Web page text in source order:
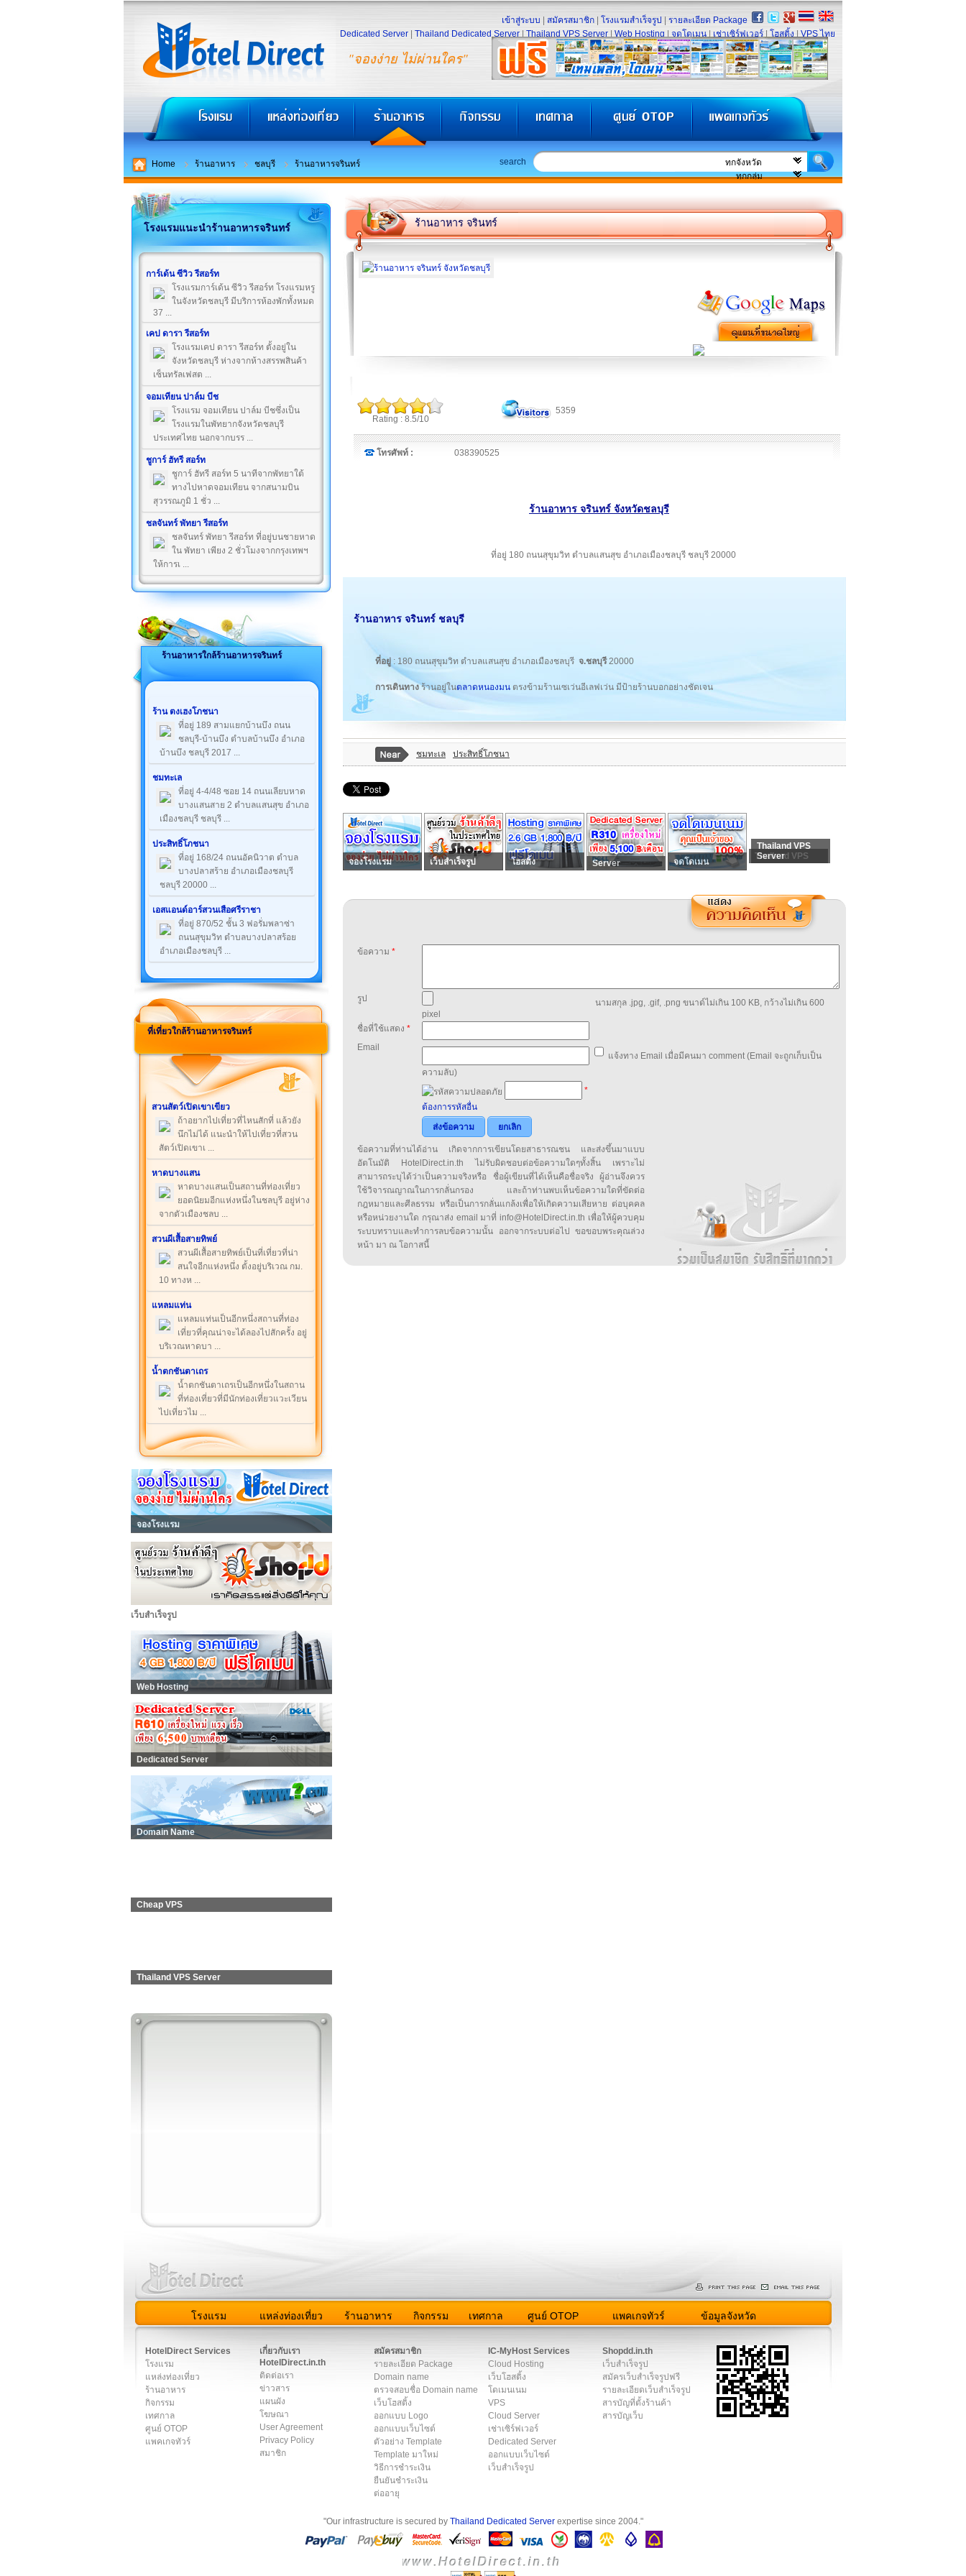
"จองง่าย ไม่ผ่านใคร"
เข้าสู่ระบบ สมัครสมาชิก โรงแรมสำเร็จรูป
รายละเอียด Package
Dedicated Server
Thailand Dedicated Server Thailand VPS Server Web Hosting จดโดเมน เช่าเซิร์ฟเวอร์ โฮสติ้ง VPS ไทย
Home ร้านอาหาร ชลบุรี ร้านอาหารจรินทร์ search
โรงแรมแนะนำร้านอาหารจรินทร์
การ์เด้น ซีวิว รีสอร์ท
โรงแรมการ์เด้น ซีวิว รีสอร์ท โรงแรมหรู
ในจังหวัดชลบุรี มีบริการห้องพักทั้งหมด
37 ...
เคป ดารา รีสอร์ท
โรงแรมเคป ดารา รีสอร์ท ตั้งอยู่ใน
จังหวัดชลบุรี ห่างจากห้างสรรพสินค้า
เซ็นทรัลเฟสต ...
จอมเทียน ปาล์ม บีช
โรงแรม จอมเทียน ปาล์ม บีชซึ่งเป็น
โรงแรมในพัทยากจังหวัดชลบุรี
ประเทศไทย นอกจากบรร ...
ชูการ์ ฮัทรี สอร์ท
ชูการ์ ฮัทรี สอร์ท 5 นาทีจากพัทยาใต้
ทางไปหาดจอมเทียน จากสนามบิน
สุวรรณภูมิ 1 ชั่ว ...
ชลจันทร์ พัทยา รีสอร์ท
ชลจันทร์ พัทยา รีสอร์ท ที่อยู่บนชายหาด
ใน พัทยา เพียง 2 ชั่วโมงจากกรุงเทพฯ
ให้การเ ...
ร้านอาหารใกล้ร้านอาหารจรินทร์
ร้าน ตงเฮงโภชนา
ที่อยู่ 189 สามแยกบ้านบึง ถนน
ชลบุรี-บ้านบึง ตำบลบ้านบึง อำเภอ
บ้านบึง ชลบุรี 2017 ...
ชมทะเล
ที่อยู่ 4-4/48 ซอย 14 ถนนเลียบหาด
บางแสนสาย 2 ตำบลแสนสุข อำเภอ
เมืองชลบุรี ชลบุรี ...
ประสิทธิ์โภชนา
ที่อยู่ 168/24 ถนนอัคนิวาต ตำบล
บางปลาสร้าย อำเภอเมืองชลบุรี
ชลบุรี 20000 ...
เอสแอนด์อาร์สวนเสือศรีราชา
ที่อยู่ 870/52 ชั้น 3 ฟอรั่มพลาซ่า
ถนนสุขุมวิท ตำบลบางปลาสร้อย
อำเภอเมืองชลบุรี ...
ที่เที่ยวใกล้ร้านอาหารจรินทร์
สวนสัตว์เปิดเขาเขียว
ถ้าอยากไปเที่ยวที่ไหนสักที่ แล้วยัง
นึกไม่ได้ แนะนำให้ไปเที่ยวที่สวน
สัตว์เปิดเขาเ ...
หาดบางแสน
หาดบางแสนเป็นสถานที่ท่องเที่ยว
ยอดนิยมอีกแห่งหนึ่งในชลบุรี อยู่ห่าง
จากตัวเมืองชลบ ...
สวนผีเสื้อสายทิพย์
สวนผีเสื้อสายทิพย์เป็นที่เที่ยวที่น่า
สนใจอีกแห่งหนึ่ง ตั้งอยู่บริเวณ กม.
10 ทางห ...
แหลมแท่น
แหลมแท่นเป็นอีกหนึ่งสถานที่ท่อง
เที่ยวที่คุณน่าจะได้ลองไปสักครั้ง อยู่
บริเวณหาดบา ...
น้ำตกชันตาเถร
น้ำตกชันตาเถรเป็นอีกหนึ่งในสถาน
ที่ท่องเที่ยวที่มีนักท่องเที่ยวแวะเวียน
ไปเที่ยวไม ...
จองโรงแรม
เว็บสำเร็จรูป
Web Hosting
Dedicated Server
Domain Name
Cheap VPS
Thailand VPS Server
ร้านอาหาร จรินทร์
Rating : 8.5/10
5359
โทรศัพท์ : 038390525
ร้านอาหาร จรินทร์ จังหวัดชลบุรี
ที่อยู่ 180 ถนนสุขุมวิท ตำบลแสนสุข อำเภอเมืองชลบุรี ชลบุรี 20000
ร้านอาหาร จรินทร์ ชลบุรี
ที่อยู่ : 180 ถนนสุขุมวิท ตำบลแสนสุข อำเภอเมืองชลบุรี จ.ชลบุรี20000
การเดินทางร้านอยู่ในตลาดหนองมน ตรงข้ามร้านเซเว่นอีเลฟเว่น มีป้ายร้านบอกอย่างชัดเจน
ชมทะเล ประสิทธิ์โภชนา
จองโรงแรม เว็บสำเร็จรูป โฮสติ้ง Server จดโดเมน
Thailand VPS
Thailand VPS
Server
ข้อความ *
รูป
นามสกุล .jpg, .gif, .png ขนาด์ไม่เกิน 100 KB, กว้างไม่เกิน 600
pixel
ชื่อที่ใช้แสดง *
Email
แจ้งทาง Email เมื่อมีคนมา comment (Email จะถูกเก็บเป็น
ความลับ)
*
ต้องการรหัสอื่น
ส่งข้อความ
ยกเลิก
ข้อความที่ท่านได้อ่าน เกิดจากการเขียนโดยสาธารณชน และส่งขึ้นมาแบบ
อัตโนมัติ HotelDirect.in.th ไม่รับผิดชอบต่อข้อความใดๆทั้งสิ้น เพราะไม่
สามารถระบุได้ว่าเป็นความจริงหรือ ชื่อผู้เขียนที่ได้เห็นคือชื่อจริง ผู้อ่านจึงควร
ใช้วิจารณญาณในการกลั่นกรอง และถ้าท่านพบเห็นข้อความใดที่ขัดต่อ
กฎหมายและศีลธรรม หรือเป็นการกลั่นแกล้งเพื่อให้เกิดความเสียหาย ต่อบุคคล
หรือหน่วยงานใด กรุณาส่ง email มาที่ info@HotelDirect.in.th เพื่อให้ผู้ควบคุม
ระบบทราบและทำการลบข้อความนั้น ออกจากระบบต่อไป ขอขอบพระคุณล่วง
หน้า มา ณ โอกาสนี้
โรงแรม แหล่งท่องเที่ยว ร้านอาหาร กิจกรรม เทศกาล ศูนย์ OTOP แพคเกจทัวร์ ข้อมูลจังหวัด
HotelDirect Services
โรงแรม
แหล่งท่องเที่ยว
ร้านอาหาร
กิจกรรม
เทศกาล
ศูนย์ OTOP
แพคเกจทัวร์
เกี่ยวกับเรา
HotelDirect.in.th
ติดต่อเรา
ข่าวสาร
แผนผัง
โฆษณา
User Agreement
Privacy Policy
สมาชิก
สมัครสมาชิก
รายละเอียด Package
Domain name
ตรวจสอบชื่อ Domain name
เว็บโฮสติ้ง
ออกแบบ Logo
ออกแบบเว็บไซต์
ตัวอย่าง Template
Template มาใหม่
วิธีการชำระเงิน
ยืนยันชำระเงิน
ต่ออายุ
IC-MyHost Services
Cloud Hosting
เว็บโฮสติ้ง
โดเมนเนม
VPS
Cloud Server
เช่าเซิร์ฟเวอร์
Dedicated Server
ออกแบบเว็บไซต์
เว็บสำเร็จรูป
Shopdd.in.th
เว็บสำเร็จรูป
สมัครเว็บสำเร็จรูปฟรี
รายละเอียดเว็บสำเร็จรูป
สารบัญที่ตั้งร้านค้า
สารบัญเว็บ
"Our infrastructure is secured by Thailand Dedicated Serverexpertise since 2004."